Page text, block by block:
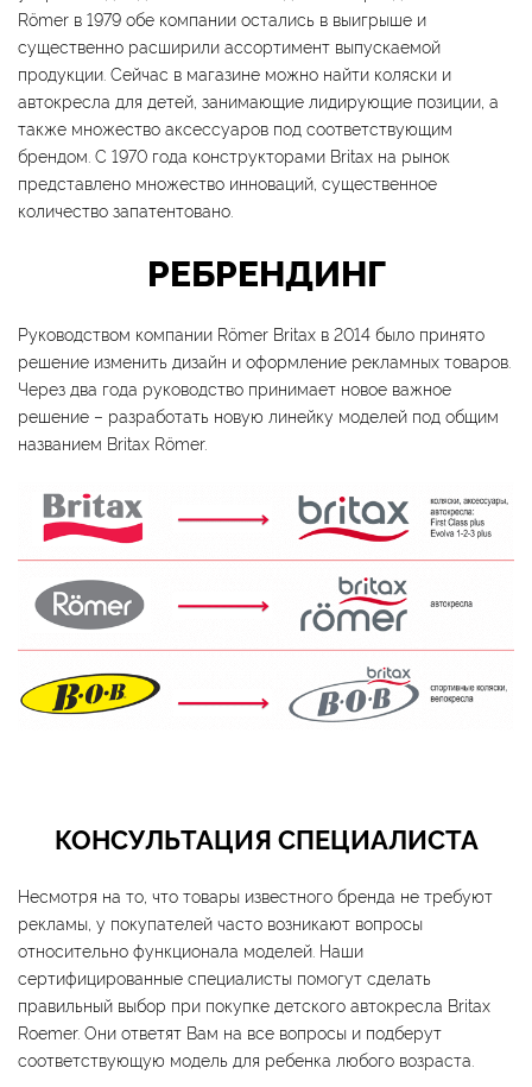
Römer в 1979 обе компании остались в выигрыше и
существенно расширили ассортимент выпускаемой
продукции. Сейчас в магазине можно найти коляски и
автокресла для детей, занимающие лидирующие позиции, а
также множество аксессуаров под соответствующим
брендом. С 1970 года конструкторами Britax на рынок
представлено множество инноваций, существенное
количество запатентовано.
РЕБРЕНДИНГ
Руководством компании Römer Britax в 2014 было принято
решение изменить дизайн и оформление рекламных товаров.
Через два года руководство принимает новое важное
решение – разработать новую линейку моделей под общим
названием Britax Römer.
КОНСУЛЬТАЦИЯ СПЕЦИАЛИСТА
Несмотря на то, что товары известного бренда не требуют
рекламы, у покупателей часто возникают вопросы
относительно функционала моделей. Наши
сертифицированные специалисты помогут сделать
правильный выбор при покупке детского автокресла Britax
Roemer. Они ответят Вам на все вопросы и подберут
соответствующую модель для ребенка любого возраста.